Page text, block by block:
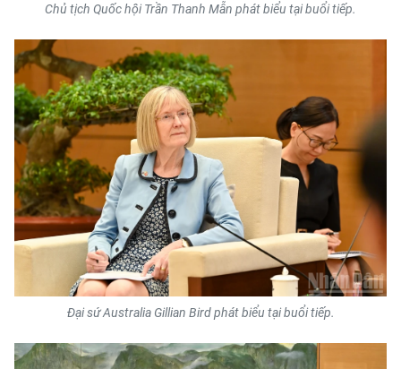
Infographic
TIN MỚI
TIN ĐỊA PHƯƠNG
Trung du và miền núi phía Bắc
Đồng bằng sông Hồng
Bắc Trung Bộ
Duyên hải Nam Trung Bộ và Tây
Nguyên
Chủ tịch Quốc hội Trần Thanh Mẫn phát biểu tại buổi tiếp.
Đại sứ Australia Gillian Bird phát biểu tại buổi tiếp.